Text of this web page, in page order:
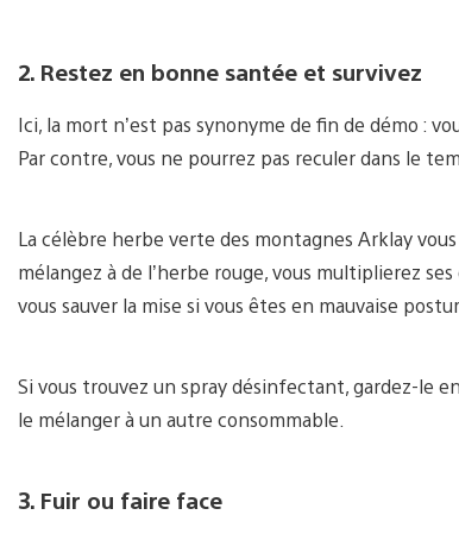
2. Restez en bonne santée et survivez
Ici, la mort n’est pas synonyme de fin de démo :
Par contre, vous ne pourrez pas reculer dans le
La célèbre herbe verte des montagnes Arklay
mélangez à de l’herbe rouge, vous multiplierez
vous sauver la mise si vous êtes en mauvaise
Si vous trouvez un spray désinfectant, gardez-le
le mélanger à un autre consommable.
3. Fuir ou faire face